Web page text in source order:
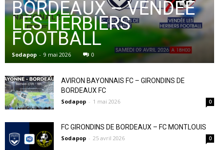
BORDEAUX – VENDÉE
LES HERBIERS
FOOTBALL
Sodapop - 9 mai 2026 0
AVIRON BAYONNAIS FC – GIRONDINS DE
BORDEAUX FC
Sodapop - 1 mai 2026 0
FC GIRONDINS DE BORDEAUX – FC MONTLOUIS
Sodapop - 25 avril 2026 0